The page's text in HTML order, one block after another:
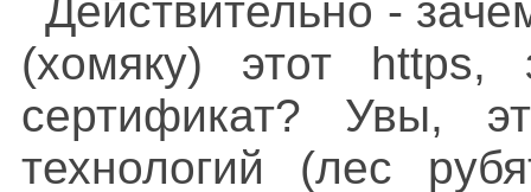
Действительно -
(хомяку) этот https,
сертификат? Увы,
технологий (лес